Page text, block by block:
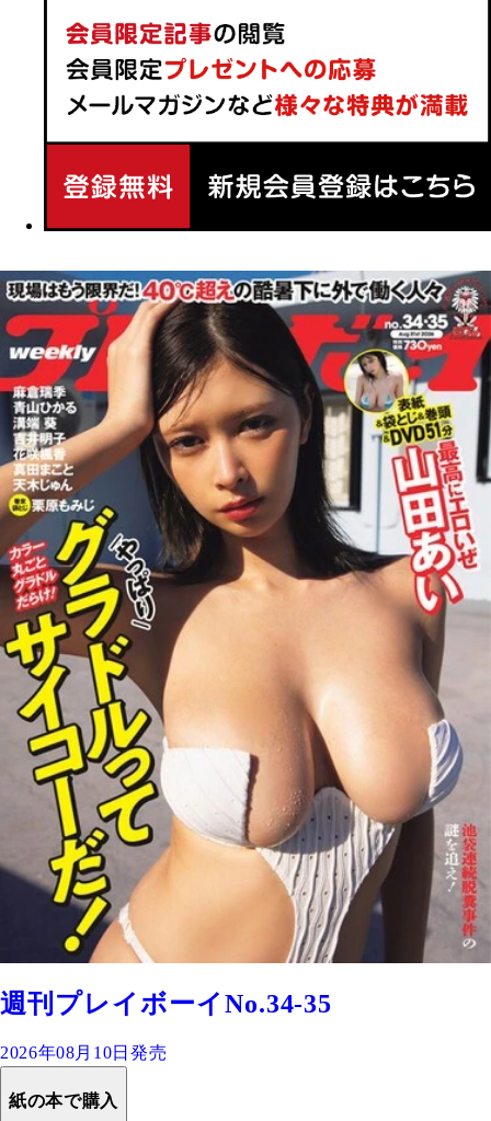
週刊プレイボーイNo.34-35
2026年08月10日発売
紙の本で購入